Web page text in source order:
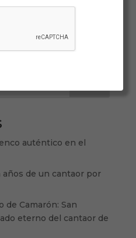
representa una
auténtico en el
años de un cantaor por
de Camarón: San
eterno del cantaor de